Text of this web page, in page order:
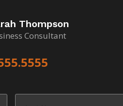
Thompson
Consultant